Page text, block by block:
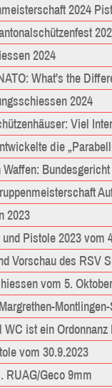
2024
2024
What's the
2024
Viel
die
2023
Pistole 2023 vom
Vorschau des RSV
vom 5.
WC ist ein
vom 30.9.2023
RUAG/Geco 9mm